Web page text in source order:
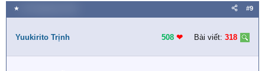
a
c
i
n
★ #9
Yuukirito Trịnh 508 ❤︎ Bài viết: 318